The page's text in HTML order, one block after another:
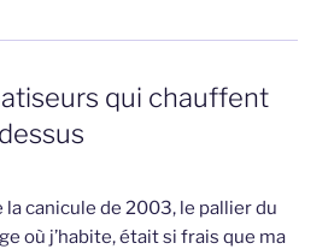
qui chauffent
canicule de 2003, le pallier du
où j’habite, était si frais que ma